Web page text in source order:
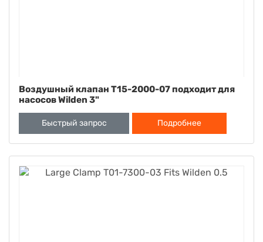
Воздушный клапан T15-2000-07 подходит для
насосов Wilden 3"
Быстрый запрос Подробнее